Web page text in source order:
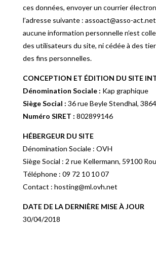
ces données, envoyer un courrier
l’adresse suivante : assoact@asso-
aucune information personnelle n’est
des utilisateurs du site, ni cédée à des
des fins personnelles.
CONCEPTION ET ÉDITION DU SITE
Dénomination Sociale : Kap graphique
Siège Social : 36 rue Beyle Stendhal,
Numéro SIRET : 802899146
HÉBERGEUR DU SITE
Dénomination Sociale : OVH
Siège Social : 2 rue Kellermann, 59100
Téléphone : 09 72 10 10 07
Contact : hosting@ml.ovh.net
DATE DE LA DERNIÈRE MISE À JOUR
30/04/2018